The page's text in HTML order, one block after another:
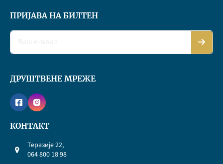
ПРИЈАВА НА БИЛТЕН
ДРУШТВЕНЕ МРЕЖЕ
КОНТАКТ
Теразије 22,
064 800 18 98